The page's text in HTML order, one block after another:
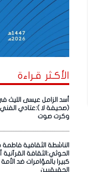
الأكـثر قـراءة
أسد الزامل عيسى الليث
(صحيفة لا ):عتادي
وكرت صوت
الناشطة الثقافية فاطمة
الحوثي:الثقافة القرآنية
كبيرا بالمؤامرات ضد
الحقيقيين